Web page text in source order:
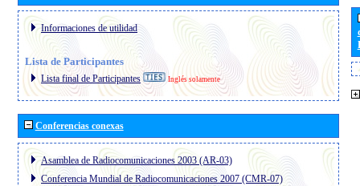
Informaciones de utilidad
Lista de Participantes
Lista final de Participantes Inglés solamente
Conferencias conexas
Asamblea de Radiocomunicaciones 2003 (AR-03)
Conferencia Mundial de Radiocomunicaciones 2007 (CMR-07)